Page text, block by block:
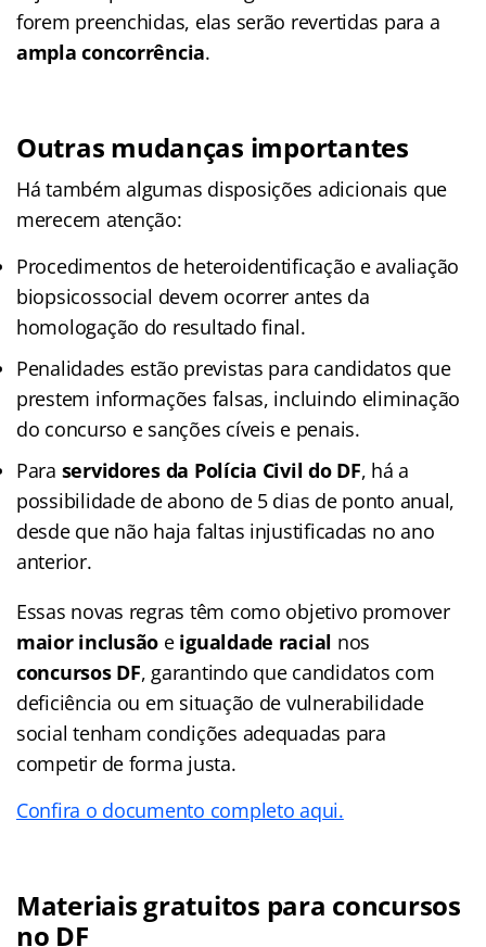
forem preenchidas, elas serão revertidas para a
ampla concorrência.
Outras mudanças importantes
Há também algumas disposições adicionais que
merecem atenção:
Procedimentos de heteroidentificação e avaliação
biopsicossocial devem ocorrer antes da
homologação do resultado final.
Penalidades estão previstas para candidatos que
prestem informações falsas, incluindo eliminação
do concurso e sanções cíveis e penais.
Para servidores da Polícia Civil do DF, há a
possibilidade de abono de 5 dias de ponto anual,
desde que não haja faltas injustificadas no ano
anterior.
Essas novas regras têm como objetivo promover
maior inclusão e igualdade racial nos
concursos DF, garantindo que candidatos com
deficiência ou em situação de vulnerabilidade
social tenham condições adequadas para
competir de forma justa.
Confira o documento completo aqui.
Materiais gratuitos para concursos
no DF